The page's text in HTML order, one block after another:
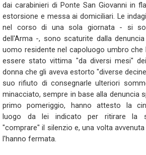
dai carabinieri di Ponte San Giovanni in
estorsione e messa ai domiciliari. Le
nel corso di una sola giornata - si
dell'Arma -, sono scaturite dalla
uomo residente nel capoluogo umbro
essere stato vittima "da diversi mesi"
donna che gli aveva estorto "diverse
suo rifiuto di consegnarle ulteriori
minacciato, sempre in base alla denuncia
primo pomeriggio, hanno attesto la
luogo da lei indicato per ritirare la
"comprare" il silenzio e, una volta
l'hanno fermata.